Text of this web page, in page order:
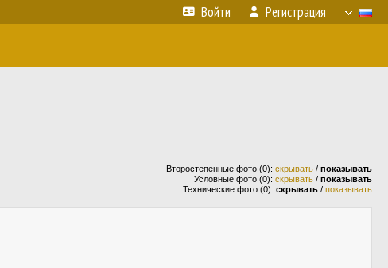
Войти Регистрация
Второстепенные фото (0): скрывать / показывать
Условные фото (0): скрывать / показывать
Технические фото (0): скрывать / показывать